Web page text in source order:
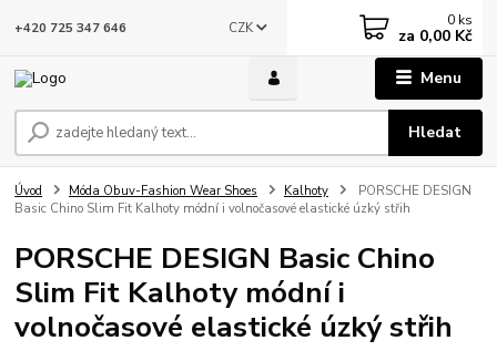
Menu
CZK
Hledat
+420 725 347 646 0 ks
za 0,00 Kč
Úvod Móda Obuv-Fashion Wear Shoes Kalhoty
PORSCHE DESIGN
Basic Chino Slim Fit Kalhoty módní i volnočasové elastické úzký střih
PORSCHE DESIGN Basic Chino
Slim Fit Kalhoty módní i
volnočasové elastické úzký střih